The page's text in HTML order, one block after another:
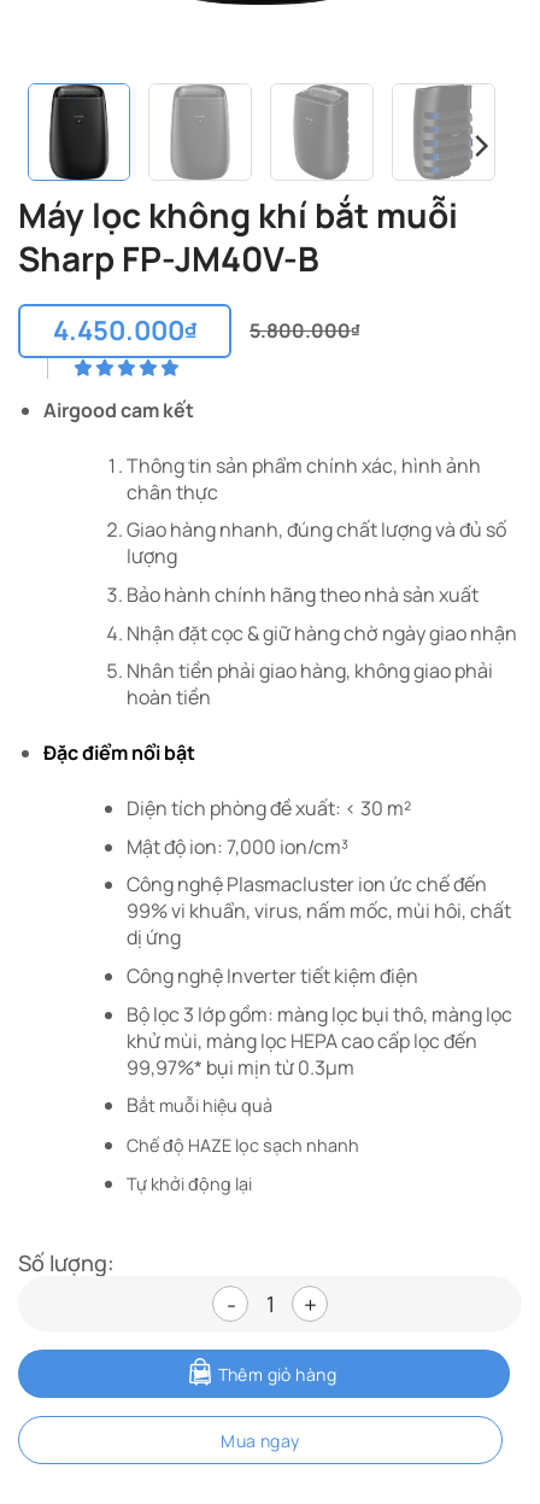
Máy lọc không khí bắt muỗi
Sharp FP-JM40V-B
5.800.000₫
Giá
gốc
là:
5.800.000₫.
4.450.000₫
Giá
hiện
tại
là:
4.450.000₫.
Airgood cam kết
Thông tin sản phẩm chính xác, hình ảnh
chân thực
Giao hàng nhanh, đúng chất lượng và đủ số
lượng
Bảo hành chính hãng theo nhà sản xuất
Nhận đặt cọc & giữ hàng chờ ngày giao nhận
Nhân tiền phải giao hàng, không giao phải
hoàn tiền
Đặc điểm nổi bật
Diện tích phòng đề xuất: < 30 m²
Mật độ ion: 7,000 ion/cm³
Công nghệ Plasmacluster ion ức chế đến
99% vi khuẩn, virus, nấm mốc, mùi hôi, chất
dị ứng
Công nghệ Inverter tiết kiệm điện
Bộ lọc 3 lớp gồm: màng lọc bụi thô, màng lọc
khử mùi, màng lọc HEPA cao cấp lọc đến
99,97%* bụi mịn từ 0.3µm
Bắt muỗi hiệu quả
Chế độ HAZE lọc sạch nhanh
Tự khởi động lại
Số lượng:
Máy lọc không khí bắt muỗi
Thêm giỏ hàng
Mua ngay